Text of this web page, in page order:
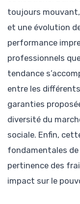
toujours
et une évolution
performance
professionnels
tendance
entre les
garanties
diversité du
sociale. Enfin,
fondamentales de
pertinence des
impact sur le